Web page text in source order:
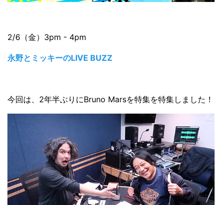
2/6（金）3pm - 4pm
永野とミッキーのLIVE BUZZ
今回は、2年半ぶりにBruno Marsを特集を特集しました！